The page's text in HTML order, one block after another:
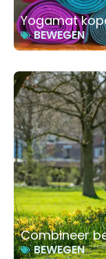
Yogamat
BEWEGEN
Combineer
BEWEGEN